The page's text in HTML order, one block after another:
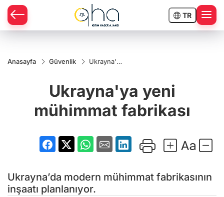
TR
Anasayfa Güvenlik
Ukrayna'ya
Ukrayna'ya yeni
mühimmat fabrikası
Ukrayna’da modern mühimmat fabrikasının
inşaatı planlanıyor.